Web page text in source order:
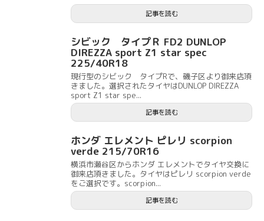
記事を読む
シビック タイプＲ FD2 DUNLOP
DIREZZA sport Z1 star spec
225/40R18
現行型のシビック タイプRで、磯子区より御来店頂
きました。選択されたタイヤはDUNLOP DIREZZA
sport Z1 star spe...
記事を読む
ホンダ エレメント ピレリ scorpion
verde 215/70R16
横浜市瀬谷区からホンダ エレメントでタイヤ交換に
御来店頂きました。タイヤはピレリ scorpion verde
をご選択です。scorpion...
記事を読む